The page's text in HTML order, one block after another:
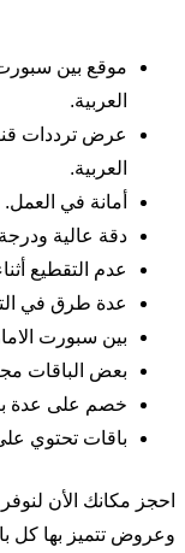
موقع بين
العربية.
عرض ترددات
العربية.
أمانة في العمل.
دقة عالية
عدم التقطيع
عدة طرق في
بين سبورت
بعض الباقات
خصم على عدة
باقات تحتوي
احجز مكانك الأن
وعروض تتميز بها كل